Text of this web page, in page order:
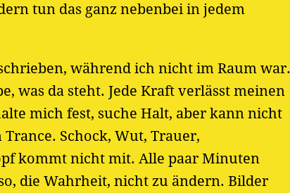
tun das ganz nebenbei in jedem
während ich nicht im Raum war.
was da steht. Jede Kraft verlässt meinen
mich fest, suche Halt, aber kann nicht
Schock, Wut, Trauer,
kommt nicht mit. Alle paar Minuten
die Wahrheit, nicht zu ändern. Bilder